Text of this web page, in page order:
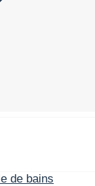
de bains